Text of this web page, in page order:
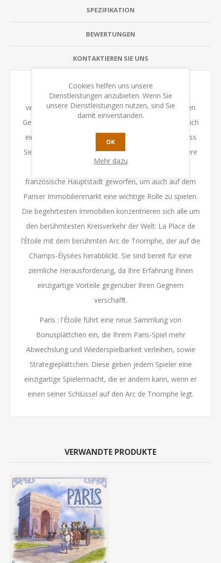
SPEZIFIKATION
BEWERTUNGEN
KONTAKTIEREN SIE UNS
Seit den Ereignissen von Paris sind einige Jahre
vergangen. Sie haben in viele der prestigeträchtigsten
Gebäude und Wahrzeichen von Paris investiert und sich
einen Namen gemacht. Aber das bedeutet nicht, dass
Sie sich auf Ihren Lorbeeren ausruhen können: Clevere
ausländische Investoren haben ein Auge auf die
französische Hauptstadt geworfen, um auch auf dem
Pariser Immobilienmarkt eine wichtige Rolle zu spielen.
Die begehrtesten Immobilien konzentrieren sich alle um
den berühmtesten Kreisverkehr der Welt: La Place de
l’Étoile mit dem berühmten Arc de Triomphe, der auf die
Champs-Élysées herabblickt. Sie sind bereit für eine
ziemliche Herausforderung, da Ihre Erfahrung Ihnen
einzigartige Vorteile gegenüber Ihren Gegnern
verschafft.
Paris : l'Étoile führt eine neue Sammlung von
Bonusplättchen ein, die Ihrem Paris-Spiel mehr
Abwechslung und Wiederspielbarkeit verleihen, sowie
Strategieplättchen. Diese geben jedem Spieler eine
einzigartige Spielermacht, die er ändern kann, wenn er
einen seiner Schlüssel auf den Arc de Triomphe legt.
VERWANDTE PRODUKTE
Cookies helfen uns unsere
Dienstleistungen anzubieten. Wenn Sie
unsere Dienstleistungen nutzen, sind Sie
damit einverstanden.
OK
Mehr dazu